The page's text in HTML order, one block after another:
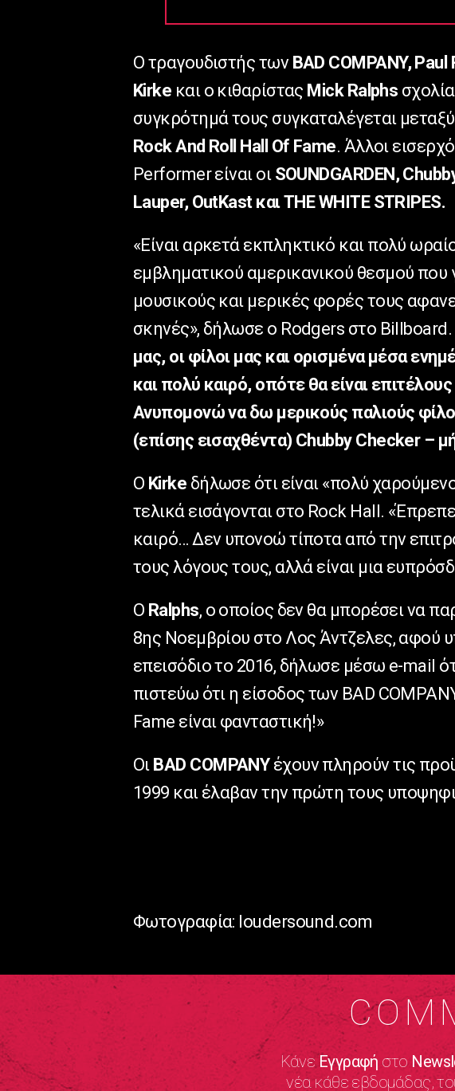
Ο τραγουδιστής των BAD COMPANY,
Kirke και ο κιθαρίστας Mick Ralphs
συγκρότημά τους συγκαταλέγεται
Rock And Roll Hall Of Fame. Άλλοι
Performer είναι οι SOUNDGARDEN,
Lauper, OutKast και THE WHITE STRIPES.
«Είναι αρκετά εκπληκτικό και πολύ
εμβληματικού αμερικανικού θεσμού που
μουσικούς και μερικές φορές τους
σκηνές», δήλωσε ο Rodgers στο Billboard.
μας, οι φίλοι μας και ορισμένα μέσα
και πολύ καιρό, οπότε θα είναι
Ανυπομονώ να δω μερικούς παλιούς
(επίσης εισαχθέντα) Chubby Checker –
Ο Kirke δήλωσε ότι είναι «πολύ
τελικά εισάγονται στο Rock Hall.
καιρό… Δεν υπονοώ τίποτα από την
τους λόγους τους, αλλά είναι μια
Ο Ralphs, ο οποίος δεν θα μπορέσει να
8ης Νοεμβρίου στο Λος Άντζελες, αφού
επεισόδιο το 2016, δήλωσε μέσω e-mail
πιστεύω ότι η είσοδος των BAD
Fame είναι φανταστική!»
Οι BAD COMPANYέχουν πληρούν τις
1999 και έλαβαν την πρώτη τους
Φωτογραφία: loudersound.com
ΚάνεΕγγραφή στο
νέα κάθε εβδομάδας,